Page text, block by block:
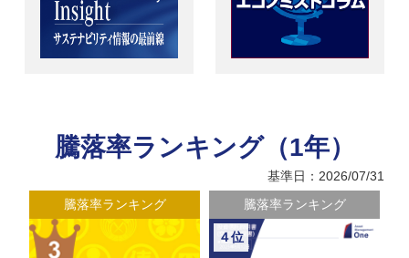
騰落率ランキング（1年）
基準日：2026/07/31
騰落率ランキング 騰落率ランキング
４位